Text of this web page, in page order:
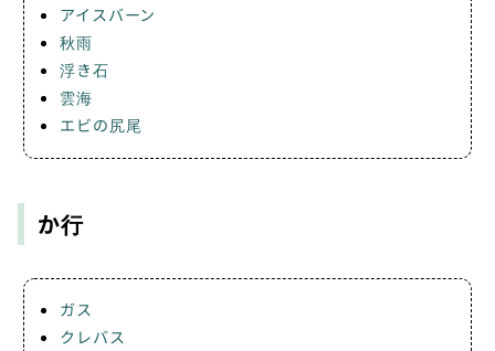
アイスバーン
秋雨
浮き石
雲海
エビの尻尾
か行
ガス
クレバス